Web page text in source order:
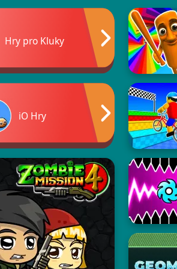
Hry pro Kluky
iO Hry